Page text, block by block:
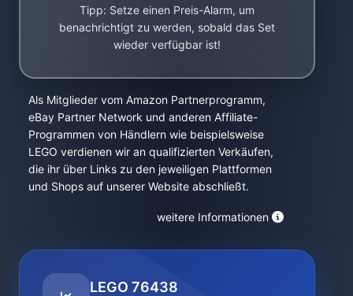
Tipp: Setze einen Preis-Alarm, um
benachrichtigt zu werden, sobald das Set
wieder verfügbar ist!
Als Mitglieder vom Amazon Partnerprogramm,
eBay Partner Network und anderen Affiliate-
Programmen von Händlern wie beispielsweise
LEGO verdienen wir an qualifizierten Verkäufen,
die ihr über Links zu den jeweiligen Plattformen
und Shops auf unserer Website abschließt.
weitere Informationen
LEGO 76438